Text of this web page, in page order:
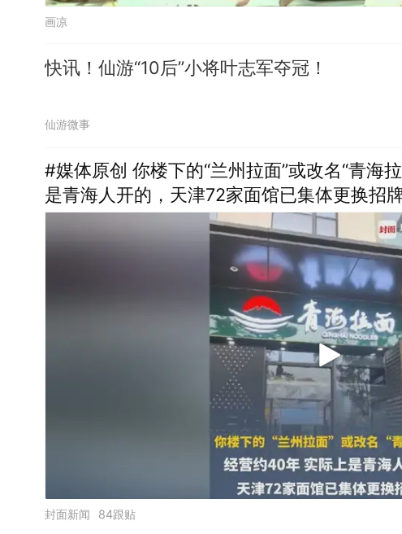
画凉
快讯！仙游“10后”小将叶志军夺冠！
仙游微事
#媒体原创 你楼下的“兰州拉面”或改名“青海
是青海人开的，天津72家面馆已集体更换招
封面新闻 84跟贴